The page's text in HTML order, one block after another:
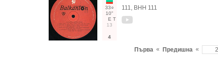
33○
10"
Е Т
13
4
111, ВНН 111
Първа « Предишна «